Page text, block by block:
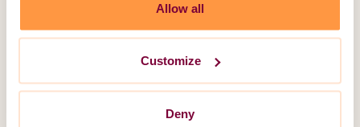
Allow all
Customize
Deny
Vårt erbjudande
Gruppbostad